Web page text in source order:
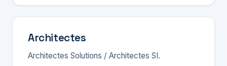
Architectes
Architectes Solutions / Architectes SI.